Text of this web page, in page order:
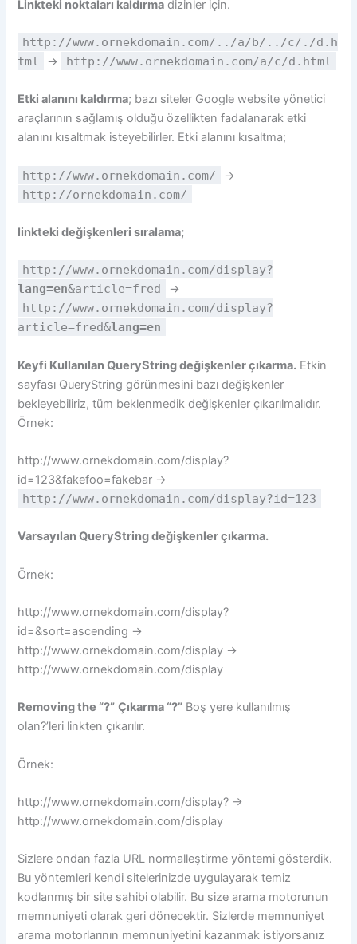
Linkteki noktaları kaldırma dizinler için.
http://www.ornekdomain.com/../a/b/../c/./d.h
tml
→ http://www.ornekdomain.com/a/c/d.html
Etki alanını kaldırma; bazı siteler Google website yönetici
araçlarının sağlamış olduğu özellikten fadalanarak etki
alanını kısaltmak isteyebilirler. Etki alanını kısaltma;
http://www.ornekdomain.com/ →
http://ornekdomain.com/
linkteki değişkenleri sıralama;
http://www.ornekdomain.com/display?
lang=en&article=fred →
http://www.ornekdomain.com/display?
article=fred&lang=en
Keyfi Kullanılan QueryString değişkenler çıkarma. Etkin
sayfası QueryString görünmesini bazı değişkenler
bekleyebiliriz, tüm beklenmedik değişkenler çıkarılmalıdır.
Örnek:
http://www.ornekdomain.com/display?
id=123&fakefoo=fakebar →
http://www.ornekdomain.com/display?id=123
Varsayılan QueryString değişkenler çıkarma.
Örnek:
http://www.ornekdomain.com/display?
id=&sort=ascending →
http://www.ornekdomain.com/display →
http://www.ornekdomain.com/display
Removing the “?” Çıkarma “?” Boş yere kullanılmış
olan?’leri linkten çıkarılır.
Örnek:
http://www.ornekdomain.com/display? →
http://www.ornekdomain.com/display
Sizlere ondan fazla URL normalleştirme yöntemi gösterdik.
Bu yöntemleri kendi sitelerinizde uygulayarak temiz
kodlanmış bir site sahibi olabilir. Bu size arama motorunun
memnuniyeti olarak geri dönecektir. Sizlerde memnuniyet
arama motorlarının memnuniyetini kazanmak istiyorsanız